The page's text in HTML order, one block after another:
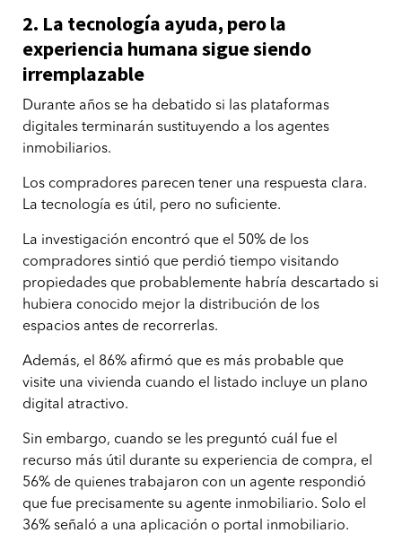
2. La tecnología ayuda, pero la
experiencia humana sigue siendo
irremplazable
Durante años se ha debatido si las plataformas
digitales terminarán sustituyendo a los agentes
inmobiliarios.
Los compradores parecen tener una respuesta clara.
La tecnología es útil, pero no suficiente.
La investigación encontró que el 50% de los
compradores sintió que perdió tiempo visitando
propiedades que probablemente habría descartado si
hubiera conocido mejor la distribución de los
espacios antes de recorrerlas.
Además, el 86% afirmó que es más probable que
visite una vivienda cuando el listado incluye un plano
digital atractivo.
Sin embargo, cuando se les preguntó cuál fue el
recurso más útil durante su experiencia de compra, el
56% de quienes trabajaron con un agente respondió
que fue precisamente su agente inmobiliario. Solo el
36% señaló a una aplicación o portal inmobiliario.